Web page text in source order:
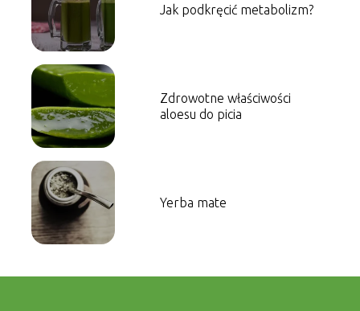
Jak podkręcić metabolizm?
Zdrowotne właściwości
aloesu do picia
Yerba mate